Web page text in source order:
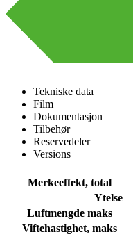
Tekniske data
Film
Dokumentasjon
Tilbehør
Reservedeler
Versions
Merkeeffekt, total
Ytelse
Luftmengde maks
Viftehastighet, maks